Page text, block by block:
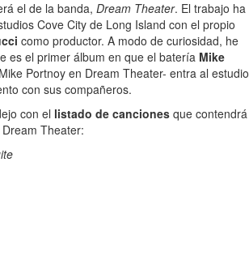
el de la banda, Dream Theater. El trabajo ha
Cove City de Long Island con el propio
como productor. A modo de curiosidad, he
es el primer álbum en que el batería Mike
Portnoy en Dream Theater- entra al estudio
con sus compañeros.
con el listado de canciones que contendrá
Theater: